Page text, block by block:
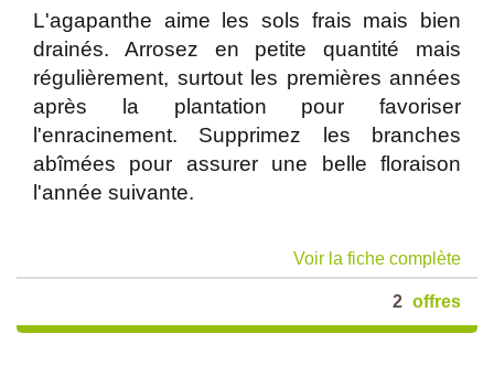
L'agapanthe aime les sols frais mais bien
drainés. Arrosez en petite quantité mais
régulièrement, surtout les premières années
après la plantation pour favoriser
l'enracinement. Supprimez les branches
abîmées pour assurer une belle floraison
l'année suivante.
Voir la fiche complète
2 offres